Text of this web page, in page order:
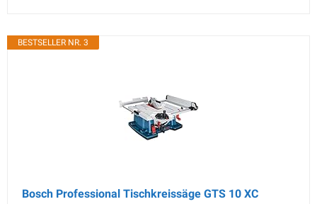
BESTSELLER NR. 3
Bosch Professional Tischkreissäge GTS 10 XC